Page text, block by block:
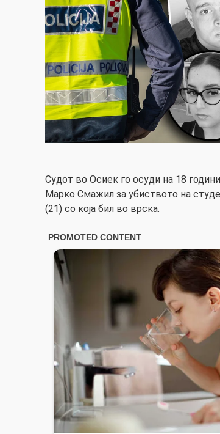
Судот во Осиек го осуди на 18
Марко Смажил за убиството на
(21) со која бил во врска.